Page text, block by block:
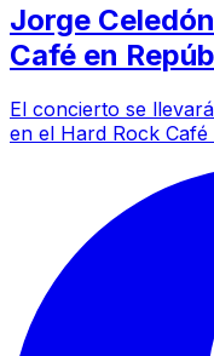
Jorge
Café en
El concierto se
en el Hard Rock